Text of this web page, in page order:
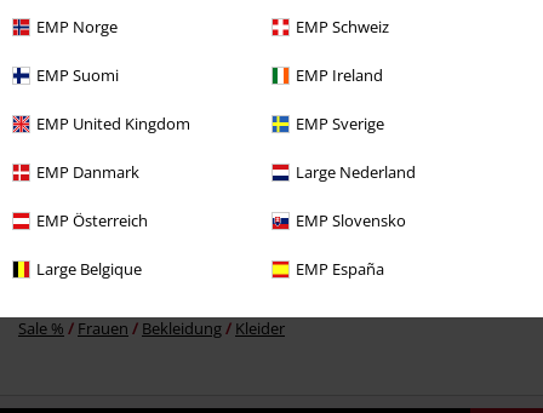
EMP Norge EMP Schweiz
EMP Suomi EMP Ireland
EMP United Kingdom EMP Sverige
EMP Danmark Large Nederland
EMP Österreich EMP Slovensko
Large Belgique EMP España
Frauen Bekleidung Kleider Kurze Kleider
Neu Bekleidung
Frauen Exklusiv bei EMP
Frauen Brands by EMP
Sale % Frauen Bekleidung Kleider